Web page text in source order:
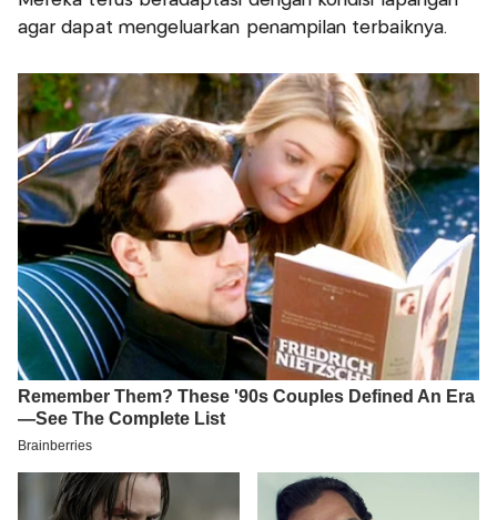
agar dapat mengeluarkan penampilan terbaiknya.